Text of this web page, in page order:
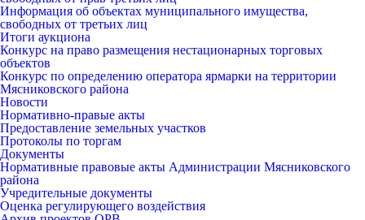
Информация об объектах муниципального имущества,
свободных от третьих лиц
Итоги аукциона
Конкурс на право размещения нестационарных торговых
объектов
Конкурс по определению оператора ярмарки на территории
Мясниковского района
Новости
Нормативно-правые акты
Предоставление земельных участков
Протоколы по торгам
Документы
Нормативные правовые акты Администрации Мясниковского
района
Учредительные документы
Оценка регулирующего воздействия